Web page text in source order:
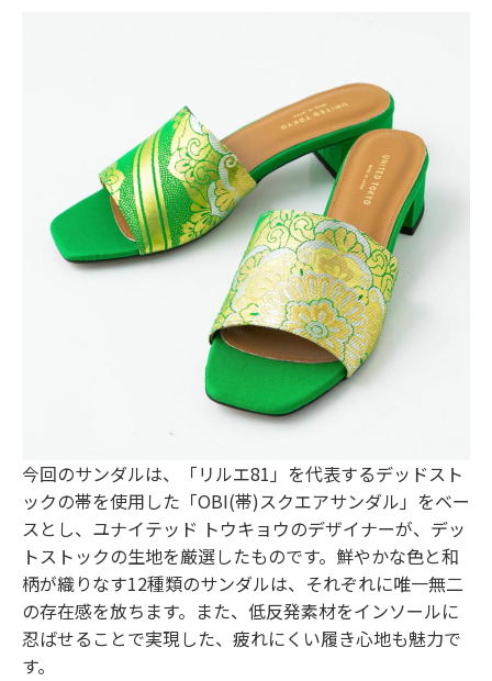
今回のサンダルは、「リルエ81」を代表するデッドスト
ックの帯を使用した「OBI(帯)スクエアサンダル」をベー
スとし、ユナイテッド トウキョウのデザイナーが、デッ
トストックの生地を厳選したものです。鮮やかな色と和
柄が織りなす12種類のサンダルは、それぞれに唯一無二
の存在感を放ちます。また、低反発素材をインソールに
忍ばせることで実現した、疲れにくい履き心地も魅力で
す。